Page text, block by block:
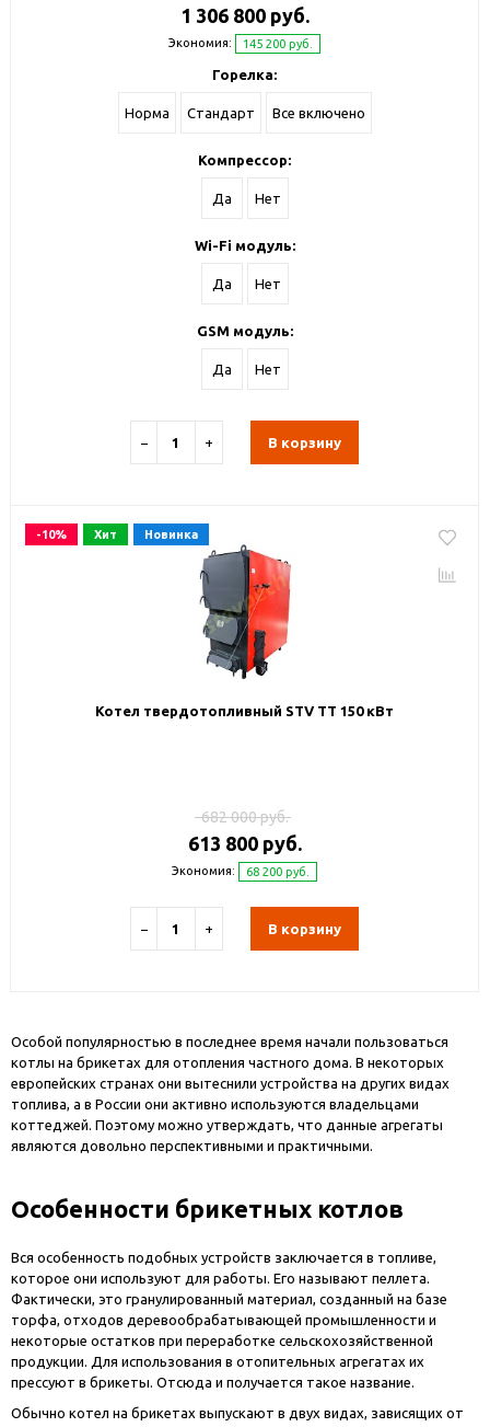
1 306 800 руб.
Экономия: 145 200 руб.
Горелка:
Норма Стандарт Все включено
Компрессор:
Да Нет
Wi-Fi модуль:
Да Нет
GSM модуль:
Да Нет
− + В корзину
-10% Хит Новинка
Котел твердотопливный STV TT 150 кВт
682 000 руб.
613 800 руб.
Экономия: 68 200 руб.
− + В корзину
Особой популярностью в последнее время начали пользоваться
котлы на брикетах для отопления частного дома. В некоторых
европейских странах они вытеснили устройства на других видах
топлива, а в России они активно используются владельцами
коттеджей. Поэтому можно утверждать, что данные агрегаты
являются довольно перспективными и практичными.
Особенности брикетных котлов
Вся особенность подобных устройств заключается в топливе,
которое они используют для работы. Его называют пеллета.
Фактически, это гранулированный материал, созданный на базе
торфа, отходов деревообрабатывающей промышленности и
некоторые остатков при переработке сельскохозяйственной
продукции. Для использования в отопительных агрегатах их
прессуют в брикеты. Отсюда и получается такое название.
Обычно котел на брикетах выпускают в двух видах, зависящих от